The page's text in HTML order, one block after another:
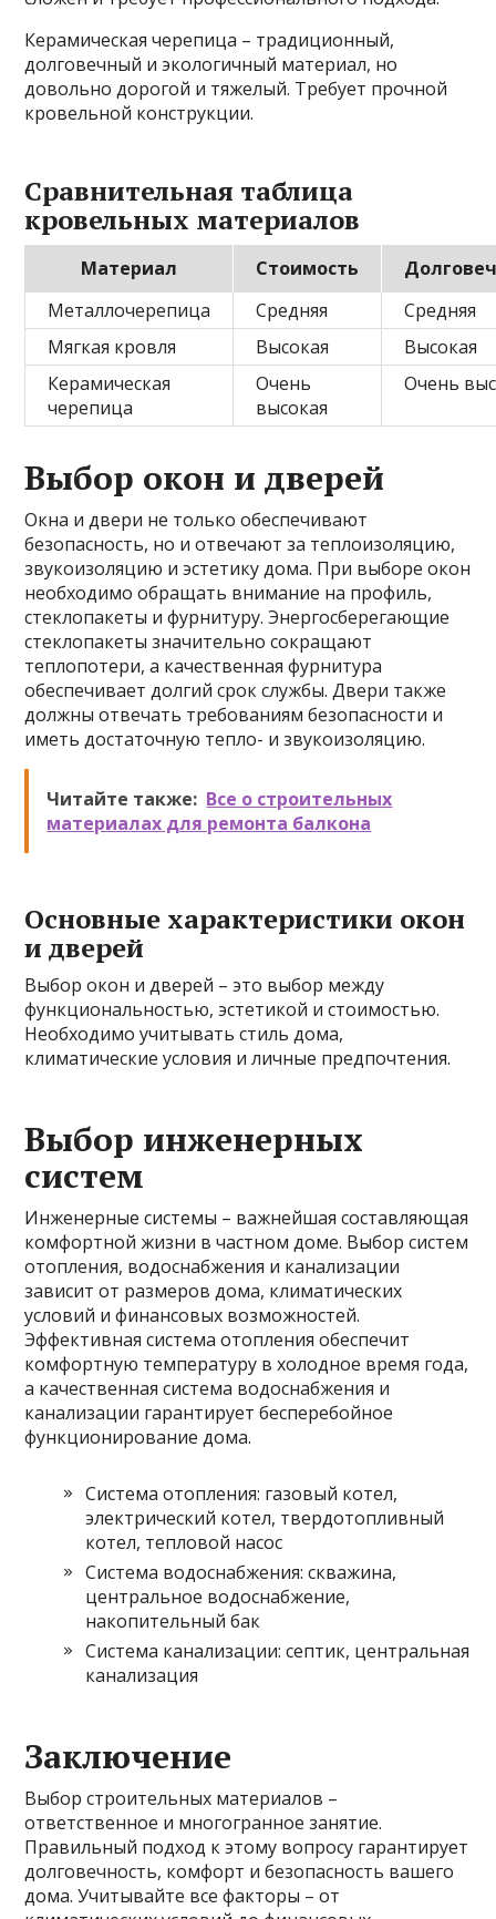
Керамическая черепица – традиционный,
долговечный и экологичный материал, но
довольно дорогой и тяжелый. Требует прочной
кровельной конструкции.
Сравнительная таблица
кровельных материалов
Материал Стоимость
Металлочерепица
Средняя
Средняя
Мягкая кровля
Высокая
Высокая
Керамическая
черепица
Очень
высокая
Очень
Выбор окон и дверей
Окна и двери не только обеспечивают
безопасность, но и отвечают за теплоизоляцию,
звукоизоляцию и эстетику дома. При выборе окон
необходимо обращать внимание на профиль,
стеклопакеты и фурнитуру. Энергосберегающие
стеклопакеты значительно сокращают
теплопотери, а качественная фурнитура
обеспечивает долгий срок службы. Двери также
должны отвечать требованиям безопасности и
иметь достаточную тепло- и звукоизоляцию.
Читайте также: Все о строительных
материалах для ремонта балкона
Основные характеристики окон
и дверей
Выбор окон и дверей – это выбор между
функциональностью, эстетикой и стоимостью.
Необходимо учитывать стиль дома,
климатические условия и личные предпочтения.
Выбор инженерных
систем
Инженерные системы – важнейшая составляющая
комфортной жизни в частном доме. Выбор систем
отопления, водоснабжения и канализации
зависит от размеров дома, климатических
условий и финансовых возможностей.
Эффективная система отопления обеспечит
комфортную температуру в холодное время года,
а качественная система водоснабжения и
канализации гарантирует бесперебойное
функционирование дома.
Система отопления: газовый котел,
электрический котел, твердотопливный
котел, тепловой насос
Система водоснабжения: скважина,
центральное водоснабжение,
накопительный бак
Система канализации: септик, центральная
канализация
Заключение
Выбор строительных материалов –
ответственное и многогранное занятие.
Правильный подход к этому вопросу гарантирует
долговечность, комфорт и безопасность вашего
дома. Учитывайте все факторы – от